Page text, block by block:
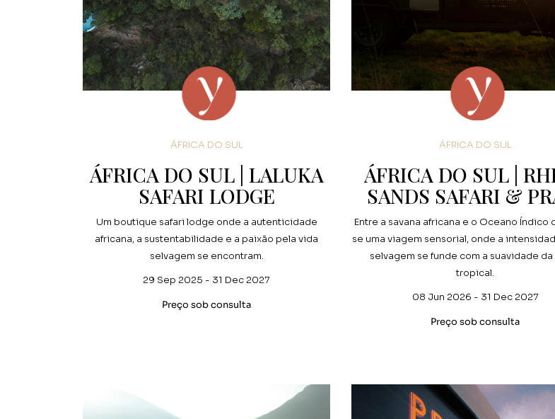
ÁFRICA DO SUL
ÁFRICA DO SUL | LALUKA
SAFARI LODGE
Um boutique safari lodge onde a autenticidade
africana, a sustentabilidade e a paixão pela vida
selvagem se encontram.
29 Sep 2025 - 31 Dec 2027
Preço sob consulta
ÁFRICA DO SUL
ÁFRICA DO SUL |
SANDS SAFARI &
Entre a savana africana e o Oceano Índico
se uma viagem sensorial, onde a
selvagem se funde com a suavidade
tropical.
08 Jun 2026 - 31 Dec 2027
Preço sob consulta